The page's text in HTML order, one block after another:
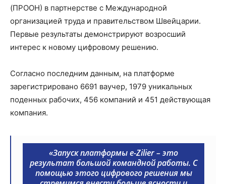
(ПРООН) в партнерстве с Международной
организацией труда и правительством Швейцарии.
Первые результаты демонстрируют возросший
интерес к новому цифровому решению.
Согласно последним данным, на платформе
зарегистрировано 6691 ваучер, 1979 уникальных
поденных рабочих, 456 компаний и 451 действующая
компания.
«Запуск платформы e-Zilier – это
результат большой командной работы. С
помощью этого цифрового решения мы